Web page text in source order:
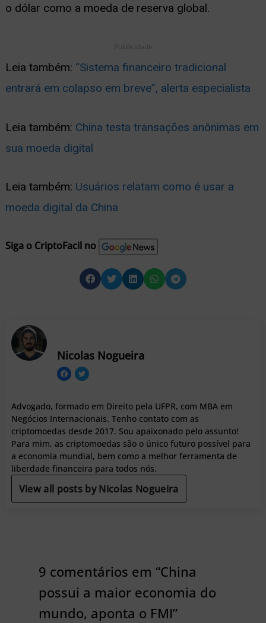
o dólar como a moeda de reserva global.
Publicidade
Leia também: “Sistema financeiro tradicional
entrará em colapso em breve”, alerta especialista
Leia também: China testa transações anônimas em
sua moeda digital
Leia também: Usuários relatam como é usar a
moeda digital da China
Siga o CriptoFacil no
Nicolas Nogueira
Advogado, formado em Direito pela UFPR, com MBA em
Negócios Internacionais. Tenho contato com as
criptomoedas desde 2017. Sou apaixonado pelo assunto!
Para mim, as criptomoedas são o único futuro possível para
a economia mundial, bem como a melhor ferramenta de
liberdade financeira para todos nós.
View all posts by Nicolas Nogueira
9 comentários em “China
possui a maior economia do
mundo, aponta o FMI”